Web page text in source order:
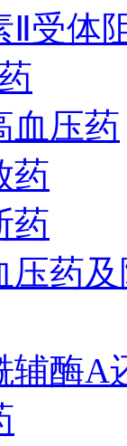
Ⅱ受体
血压药
药
药
压药
辅酶A